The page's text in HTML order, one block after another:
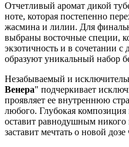
Отчетливый аромат дикой
ноте, которая постепенно
жасмина и лилии. Для
выбраны восточные специи,
экзотичность и в сочетании
образуют уникальный набор
Незабываемый и
Венера" подчеркивает
проявляет ее внутреннюю
любого. Глубокая
оставит равнодушным никого
заставит мечтать о новой